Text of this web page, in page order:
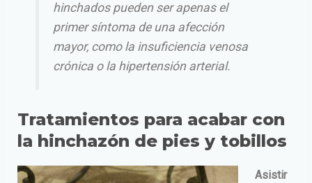
hinchados pueden ser apenas el
primer síntoma de una afección
mayor, como la insuficiencia venosa
crónica o la hipertensión arterial.
Tratamientos para acabar con
la hinchazón de pies y tobillos
Asistir